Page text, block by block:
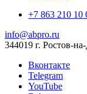
+7 863 210 10
info@abpro.ru
344019 г. Ростов-
Вконтакте
Telegram
YouTube